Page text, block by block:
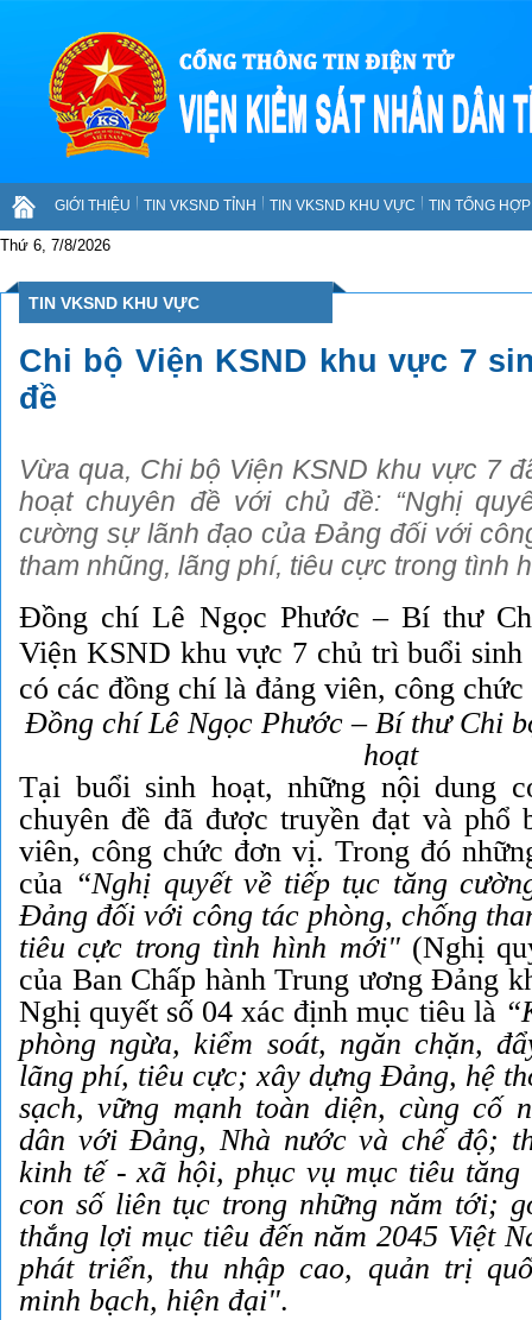
GIỚI THIỆU TIN VKSND TỈNH TIN VKSND KHU VỰC TIN TỔNG
Thứ 6, 7/8/2026
TIN VKSND KHU VỰC
Chi bộ Viện KSND khu vực 7
đề
Vừa qua, Chi bộ Viện KSND khu vực 7
hoạt chuyên đề với chủ đề: “Nghị
cường sự lãnh đạo của Đảng đối với
tham nhũng, lãng phí, tiêu cực trong tình
Đồng chí Lê Ngọc Phước – Bí thư
Viện KSND khu vực 7 chủ trì buổi sinh
có các đồng chí là đảng viên, công
Đồng chí Lê Ngọc Phước – Bí thư Chi
hoạt
Tại buổi sinh hoạt, những nội dung
chuyên đề đã được truyền đạt và phổ
viên, công chức đơn vị. Trong đó
của “Nghị quyết về tiếp tục tăng
Đảng đối với công tác phòng, chống
tiêu cực trong tình hình mới" (Nghị
của Ban Chấp hành Trung ương Đảng
Nghị quyết số 04 xác định mục tiêu là
phòng ngừa, kiểm soát, ngăn chặn,
lãng phí, tiêu cực; xây dựng Đảng, hệ
sạch, vững mạnh toàn diện, cùng cố
dân với Đảng, Nhà nước và chế độ;
kinh tế - xã hội, phục vụ mục tiêu
con số liên tục trong những năm tới;
thắng lợi mục tiêu đến năm 2045 Việt
phát triển, thu nhập cao, quản trị
minh bạch, hiện đại".